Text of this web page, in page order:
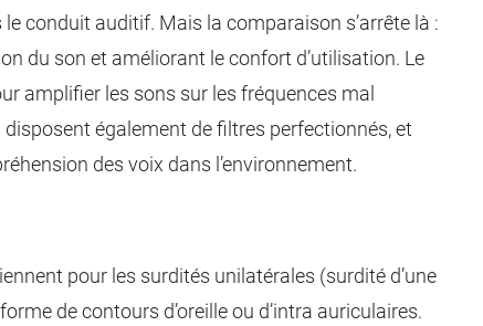
conduit auditif. Mais la comparaison s’arrête là :
du son et améliorant le confort d’utilisation. Le
amplifier les sons sur les fréquences mal
également de filtres perfectionnés, et
des voix dans l’environnement.
pour les surdités unilatérales (surdité d’une
de contours d’oreille ou d’intra auriculaires.